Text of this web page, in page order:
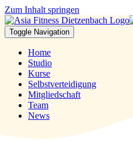
Zum Inhalt springen
Toggle Navigation
Home
Studio
Kurse
Selbstverteidigung
Mitgliedschaft
Team
News